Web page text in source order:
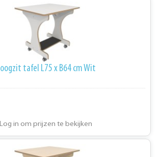
tafel L75 x B64 cm Wit
Log in om prijzen te bekijken